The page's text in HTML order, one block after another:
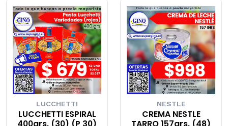
LUCCHETTI
LUCCHETTI ESPIRAL
400grs. (30) (P 30)
NESTLE
CREMA NESTLE
TARRO 157grs. (48)